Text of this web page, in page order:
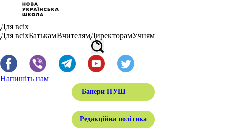
Для всіх
Для всіхБатькамВчителямДиректорамУчням
Напишіть нам
Банери НУШ
Редакційна політика